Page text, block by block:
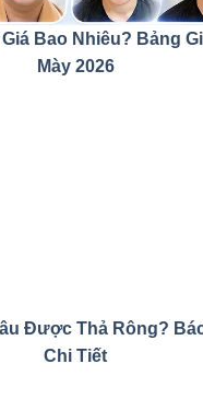
Bao Nhiêu? Bảng
Mày 2026
Được Thả Rông?
Chi Tiết